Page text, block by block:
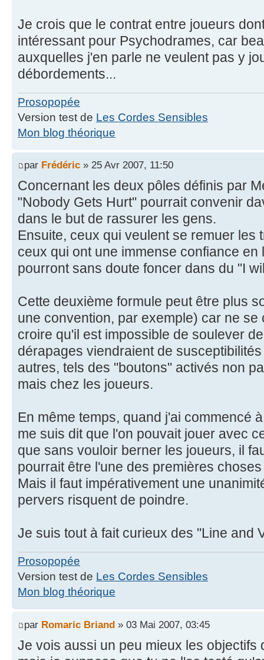
Je crois que le contrat entre joueurs
intéressant pour Psychodrames, car
auxquelles j'en parle ne veulent pas y
débordements...
Prosopopée
Version test de Les Cordes Sensibles
Mon blog théorique
par Frédéric » 25 Avr 2007, 11:50
Concernant les deux pôles définis par
"Nobody Gets Hurt" pourrait convenir
dans le but de rassurer les gens.
Ensuite, ceux qui veulent se remuer les
ceux qui ont une immense confiance
pourront sans doute foncer dans du "I
Cette deuxième formule peut être plus
une convention, par exemple) car ne
croire qu'il est impossible de soulever
dérapages viendraient de
autres, tels des "boutons" activés non
mais chez les joueurs.
En même temps, quand j'ai commencé
me suis dit que l'on pouvait jouer avec
que sans vouloir berner les joueurs, il
pourrait être l'une des premières
Mais il faut impérativement une
pervers risquent de poindre.
Je suis tout à fait curieux des "Line and
Prosopopée
Version test de Les Cordes Sensibles
Mon blog théorique
par Romaric Briand » 03 Mai 2007, 03:45
Je vois aussi un peu mieux les objectifs